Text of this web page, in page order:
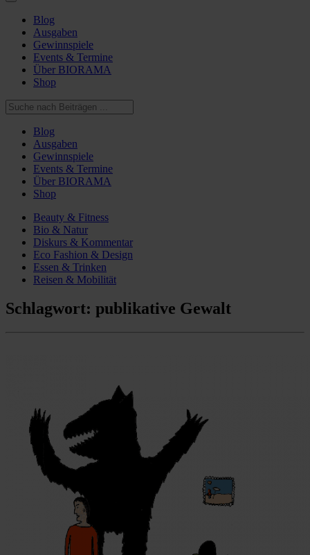
Blog
Ausgaben
Gewinnspiele
Events & Termine
Über BIORAMA
Shop
Blog
Ausgaben
Gewinnspiele
Events & Termine
Über BIORAMA
Shop
Beauty & Fitness
Bio & Natur
Diskurs & Kommentar
Eco Fashion & Design
Essen & Trinken
Reisen & Mobilität
Schlagwort: publikative Gewalt